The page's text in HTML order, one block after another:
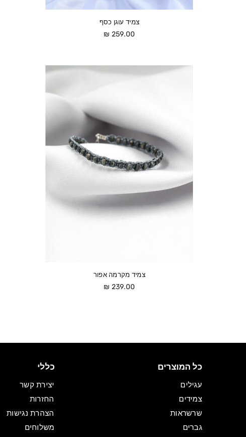
צמיד עוגן כסף
מחיר
259.00 ₪
צמיד מקרמה אפור
מחיר
239.00 ₪
כל המוצרים
עגילים
צמידים
שרשראות
גברים
כללי
יצירת קשר
החזרות
הצהרת נגישות
משלוחים